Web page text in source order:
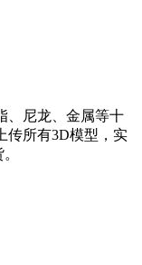
、尼龙、金属等十
传所有3D模型，实